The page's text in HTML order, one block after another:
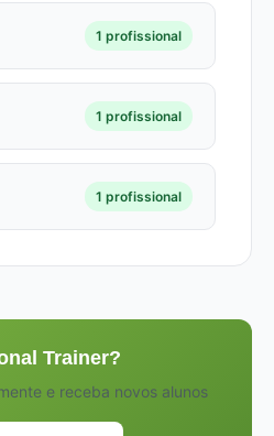
1 profissional
1 profissional
1 profissional
Trainer?
e receba novos alunos